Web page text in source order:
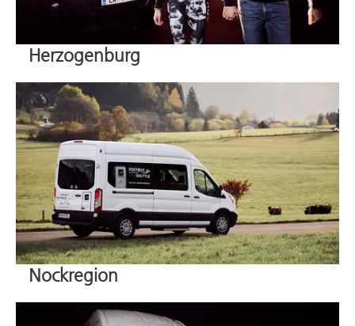
Herzogenburg
Nockregion